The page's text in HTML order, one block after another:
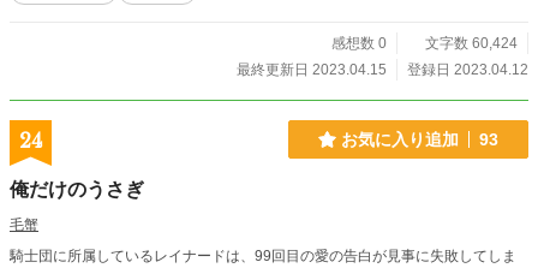
感想数 0
文字数 60,424
最終更新日 2023.04.15
登録日 2023.04.12
24 お気に入り追加 93
俺だけのうさぎ
毛蟹
騎士団に所属しているレイナードは、99回目の愛の告白が見事に失敗してしま